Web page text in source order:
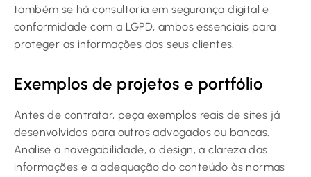
também se há consultoria em segurança digital e
conformidade com a LGPD, ambos essenciais para
proteger as informações dos seus clientes.
Exemplos de projetos e portfólio
Antes de contratar, peça exemplos reais de sites já
desenvolvidos para outros advogados ou bancas.
Analise a navegabilidade, o design, a clareza das
informações e a adequação do conteúdo às normas